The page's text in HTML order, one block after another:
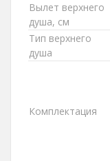
Вылет верхнего
душа, см
Тип верхнего
душа
Комплектация